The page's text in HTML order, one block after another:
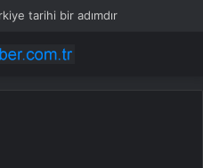
tarihi bir adımdır